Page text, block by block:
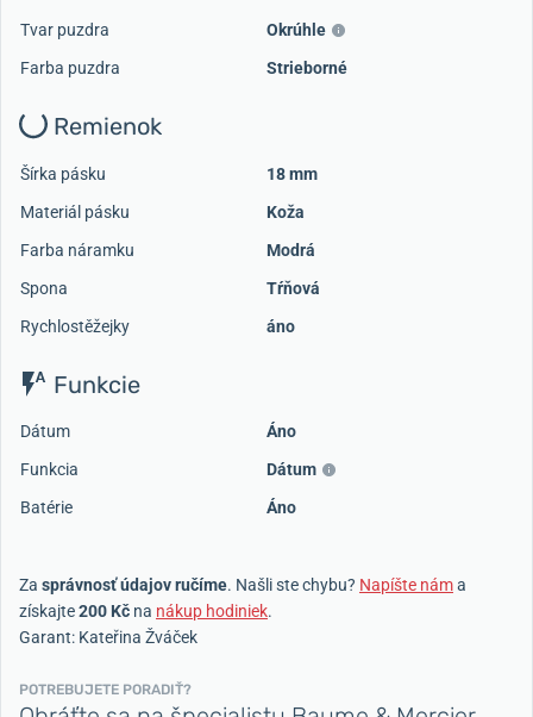
Tvar puzdra
Okrúhle
Farba puzdra
Strieborné
Remienok
Šírka pásku
18 mm
Materiál pásku
Koža
Farba náramku
Modrá
Spona
Tŕňová
Rychlostěžejky
áno
Funkcie
Dátum
Áno
Funkcia
Dátum
Batérie
Áno
Za správnosť údajov ručíme. Našli ste chybu? Napíšte náma
získajte200 Kč na nákup hodiniek.
Garant: Kateřina Žváček
POTREBUJETE PORADIŤ?